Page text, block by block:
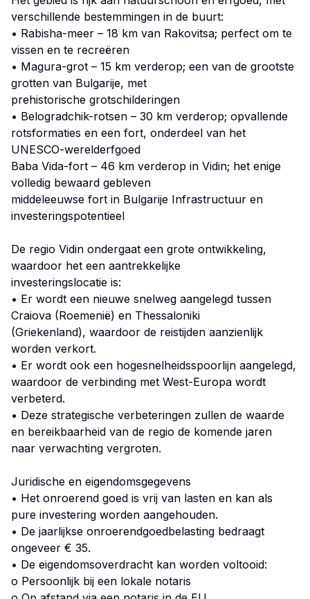
verschillende bestemmingen in de buurt:
• Rabisha-meer – 18 km van Rakovitsa; perfect om te
vissen en te recreëren
• Magura-grot – 15 km verderop; een van de grootste
grotten van Bulgarije, met
prehistorische grotschilderingen
• Belogradchik-rotsen – 30 km verderop; opvallende
rotsformaties en een fort, onderdeel van het
UNESCO-werelderfgoed
Baba Vida-fort – 46 km verderop in Vidin; het enige
volledig bewaard gebleven
middeleeuwse fort in Bulgarije Infrastructuur en
investeringspotentieel
De regio Vidin ondergaat een grote ontwikkeling,
waardoor het een aantrekkelijke
investeringslocatie is:
• Er wordt een nieuwe snelweg aangelegd tussen
Craiova (Roemenië) en Thessaloniki
(Griekenland), waardoor de reistijden aanzienlijk
worden verkort.
• Er wordt ook een hogesnelheidsspoorlijn aangelegd,
waardoor de verbinding met West-Europa wordt
verbeterd.
• Deze strategische verbeteringen zullen de waarde
en bereikbaarheid van de regio de komende jaren
naar verwachting vergroten.
Juridische en eigendomsgegevens
• Het onroerend goed is vrij van lasten en kan als
pure investering worden aangehouden.
• De jaarlijkse onroerendgoedbelasting bedraagt
ongeveer € 35.
• De eigendomsoverdracht kan worden voltooid:
o Persoonlijk bij een lokale notaris